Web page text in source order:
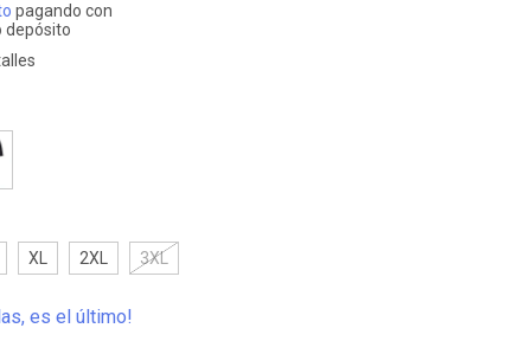
pagando con
depósito
XL 2XL 3XL
es el último!